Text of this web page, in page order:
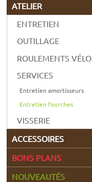
ATELIER
ENTRETIEN
OUTILLAGE
ROULEMENTS VÉLO
SERVICES
Entretien amortisseurs
Entretien fourches
VISSERIE
ACCESSOIRES
BONS PLANS
NOUVEAUTÉS